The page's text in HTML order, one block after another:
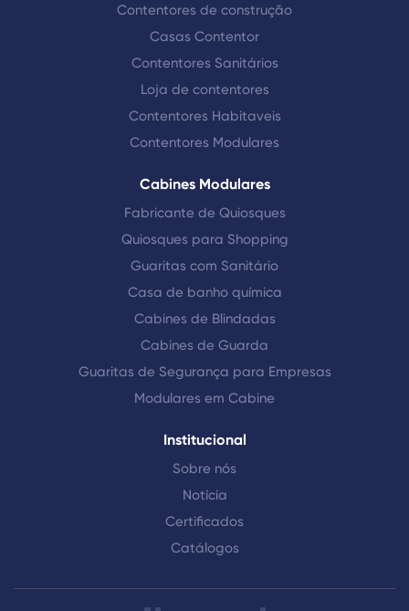
Contentores de construção
Casas Contentor
Contentores Sanitários
Loja de contentores
Contentores Habitaveis
Contentores Modulares
Cabines Modulares
Fabricante de Quiosques
Quiosques para Shopping
Guaritas com Sanitário
Casa de banho química
Cabines de Blindadas
Cabines de Guarda
Guaritas de Segurança para Empresas
Modulares em Cabine
Institucional
Sobre nós
Notícia
Certificados
Catálogos